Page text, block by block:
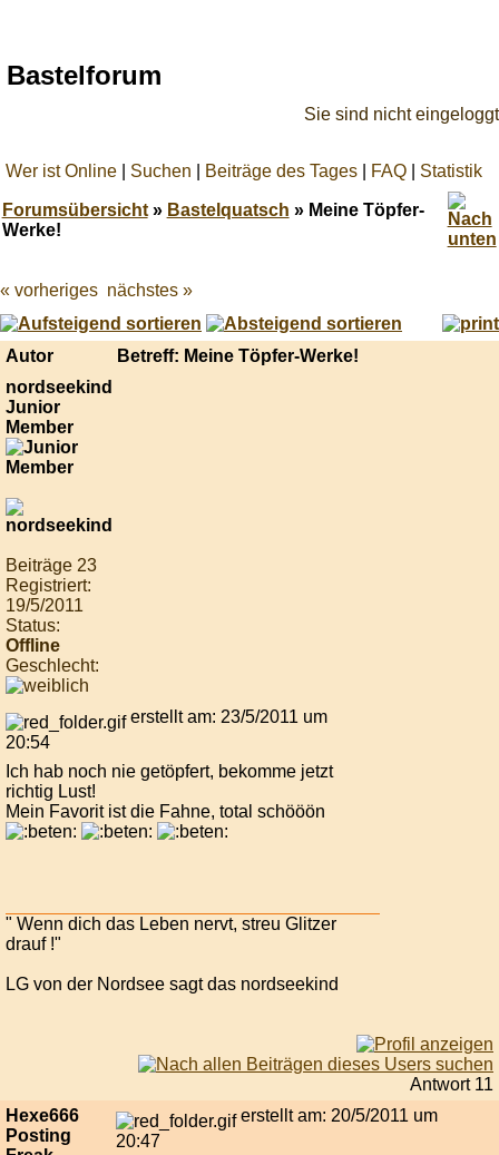
Bastelforum
Sie sind nicht eingeloggt
Wer ist Online Suchen Beiträge des Tages FAQ Statistik
Forumsübersicht» Bastelquatsch » Meine Töpfer-
Werke!
Best
online
live
casino
« vorheriges nächstes »
Autor
Betreff: Meine Töpfer-Werke!
nordseekind
Junior
Member
Beiträge 23
Registriert:
19/5/2011
Status:
Offline
Geschlecht:
erstellt am: 23/5/2011 um
20:54
Ich hab noch nie getöpfert, bekomme jetzt
richtig Lust!
Mein Favorit ist die Fahne, total schööön
" Wenn dich das Leben nervt, streu Glitzer
drauf !"
LG von der Nordsee sagt das nordseekind
Antwort 11
Hexe666
Posting
erstellt am: 20/5/2011 um
20:47